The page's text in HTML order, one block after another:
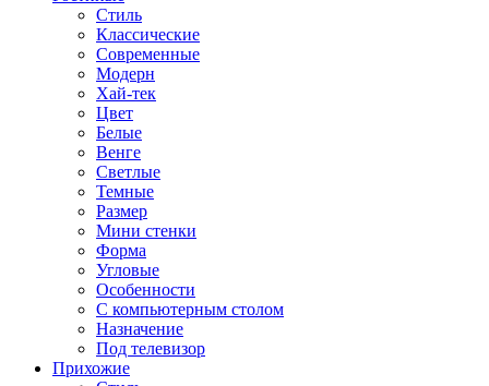
Стиль
Классические
Современные
Модерн
Хай-тек
Цвет
Белые
Венге
Светлые
Темные
Размер
Мини стенки
Форма
Угловые
Особенности
С компьютерным столом
Назначение
Под телевизор
Прихожие